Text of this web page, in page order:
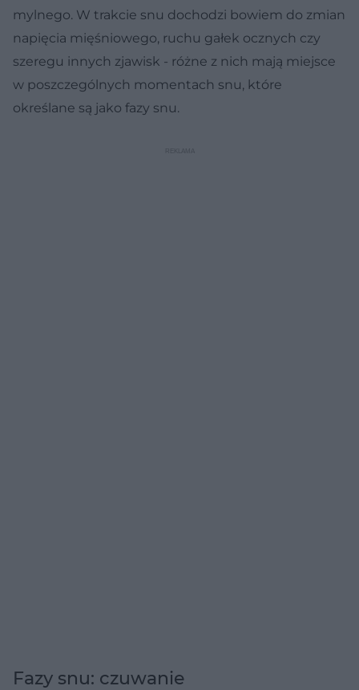
mylnego. W trakcie snu dochodzi bowiem do zmian
napięcia mięśniowego, ruchu gałek ocznych czy
szeregu innych zjawisk - różne z nich mają miejsce
w poszczególnych momentach snu, które
określane są jako fazy snu.
Fazy snu: czuwanie